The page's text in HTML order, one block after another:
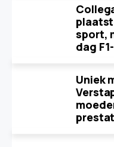
sport,
dag
Uniek